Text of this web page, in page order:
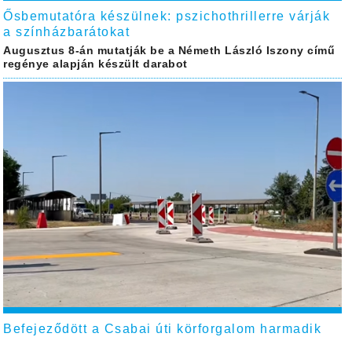
Ősbemutatóra készülnek: pszichothrillerre várják
a színházbarátokat
Augusztus 8-án mutatják be a Németh László Iszony című
regénye alapján készült darabot
Befejeződött a Csabai úti körforgalom harmadik